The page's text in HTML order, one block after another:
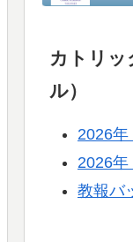
カトリッ
ル）
2026
2026
教報バ